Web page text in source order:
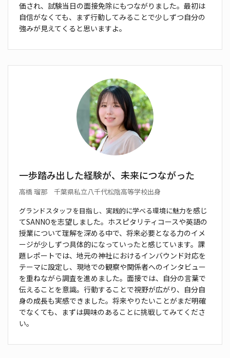
価され、試験当日の面接免除にもつながりました。 最初は
自信がなくても、まず行動してみることで少しずつ自分の
強みが見えてくると思いますよ。
一歩踏み出した経験が、未来につながった
高橋 瑠那 千葉県私立八千代松陰高等学校出身
グランドスタッフを目指し、実践的に学べる環境に魅力を感じ
てSANNOを志望しました。ホスピタリティ コースや英語の
授業について理解を深める中で、将来必要となる力のイメ
ージが少しずつ具体的になっていったと感じています。課
題レポートでは、地元の神社におけるインバウンド対応を
テーマに設定し、現地での観察や関係者へのインタビュー
を重ねながら調査を進めました。面接では、自分の言葉で
伝えることを意識。 行動することで視野が広がり、自分自
身の成長も実感できました。将来やりたいことがまだ明確
でなくても、 まずは興味のあることに挑戦してみてくださ
い。